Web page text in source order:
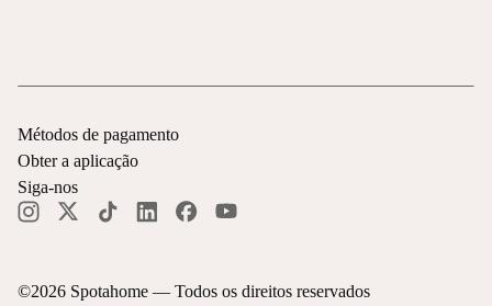
©2026 Spotahome — Todos os direitos reservados
Métodos de pagamento
Obter a aplicação
Siga-nos